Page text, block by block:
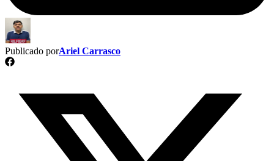
Publicado porAriel Carrasco